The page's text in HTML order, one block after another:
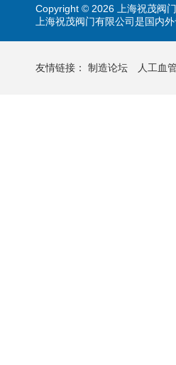
Copyright © 2026 上海祝茂阀
上海祝茂阀门有限公司是国内
友情链接： 制造论坛 人工血